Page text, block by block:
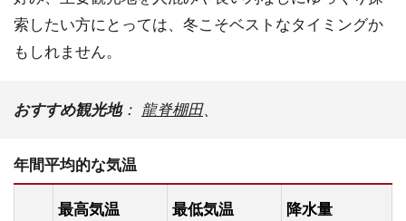
索したい方にとっては、冬こそベストなタイミングか
もしれません。
おすすめ観光地： 龍脊棚田、
年間平均的な気温
最高気温
最低気温
降水量